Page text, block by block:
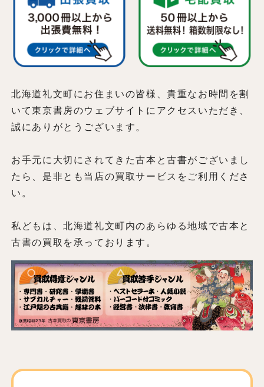
北海道礼文町にお住まいの皆様、貴重なお時間を割
いて東京書房のウェブサイトにアクセスいただき、
誠にありがとうございます。
お手元に大切にされてきた古本と古書がございまし
たら、是非とも当店の買取サービスをご利用くださ
い。
私どもは、北海道礼文町内のあらゆる地域で古本と
古書の買取を承っております。